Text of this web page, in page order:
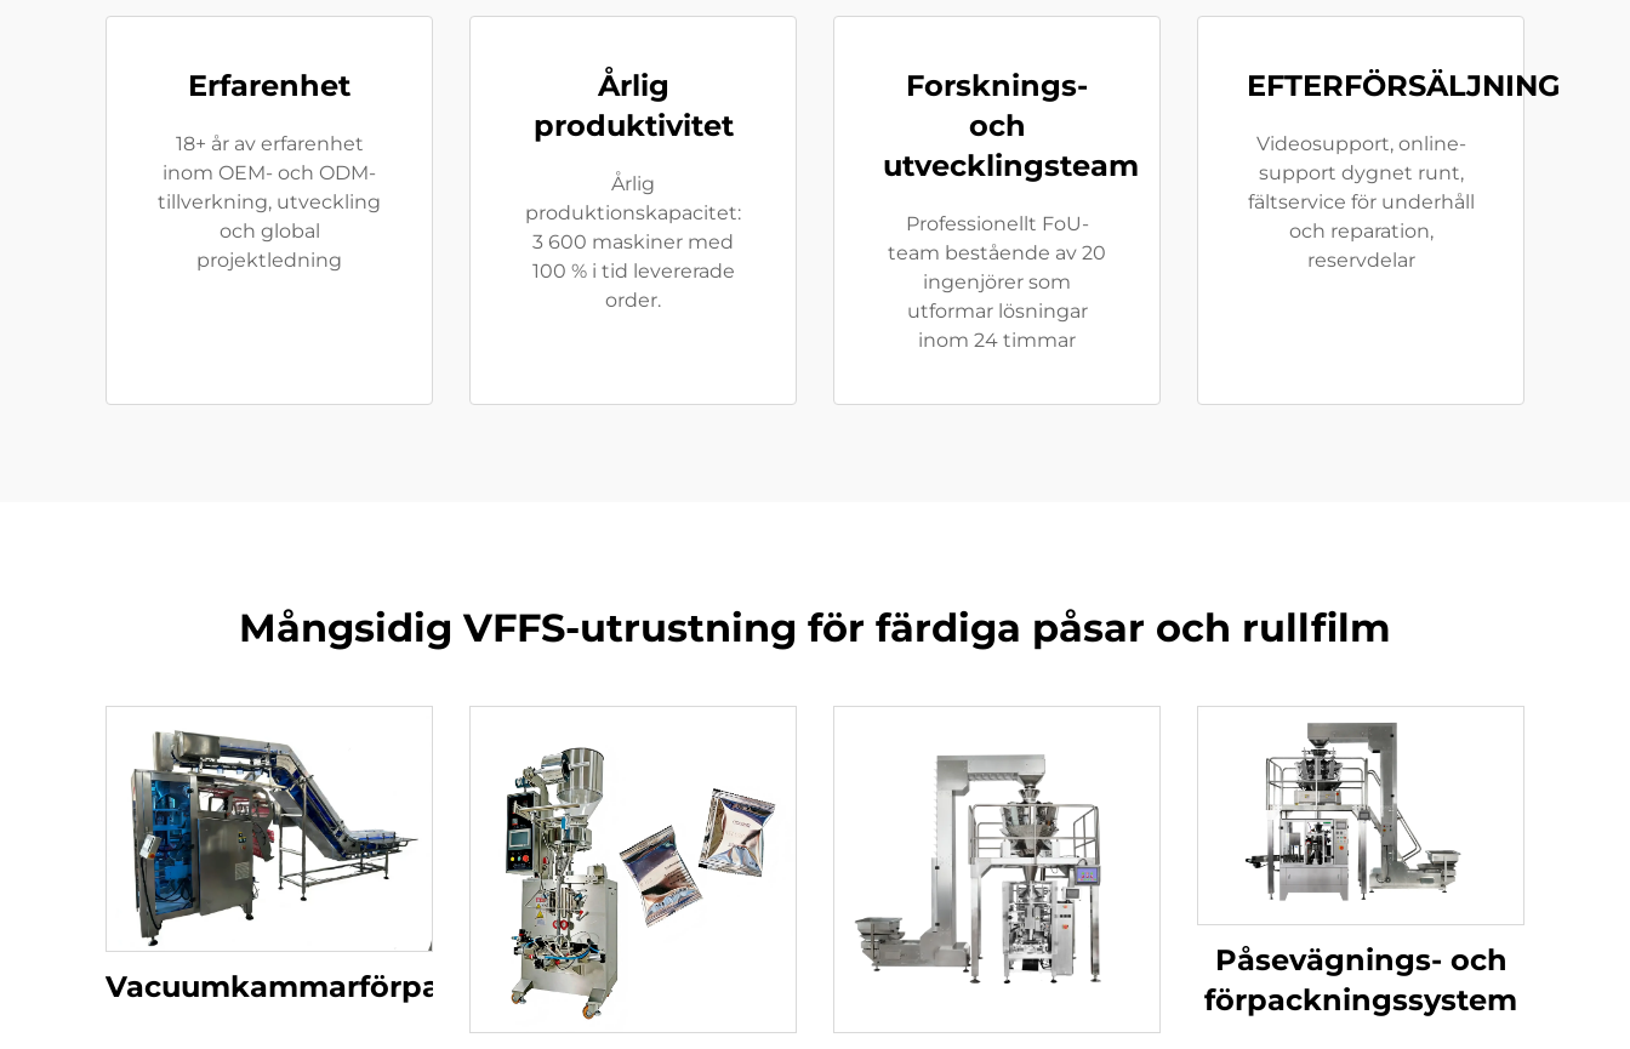
Erfarenhet
18+ år av erfarenhet
inom OEM- och ODM-
tillverkning, utveckling
och global
projektledning
Årlig
produktivitet
Årlig
produktionskapacitet:
3 600 maskiner med
100 % i tid levererade
order.
Forsknings-
och
utvecklingsteam
Professionellt FoU-
team bestående av 20
ingenjörer som
utformar lösningar
inom 24 timmar
EFTERFÖRSÄLJNING
Videosupport, online-
support dygnet runt,
fältservice för underhåll
och reparation,
reservdelar
Mångsidig VFFS-utrustning för färdiga påsar och rullfilm
Vacuumkammarförpackningsmaskin
Påsevägnings- och
förpackningssystem